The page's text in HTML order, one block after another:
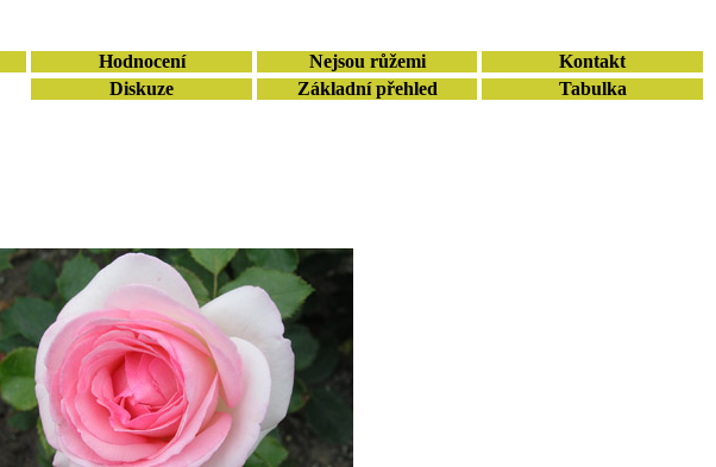
Hodnocení Nejsou růžemi
Kontakt
Diskuze Základní přehled Tabulka